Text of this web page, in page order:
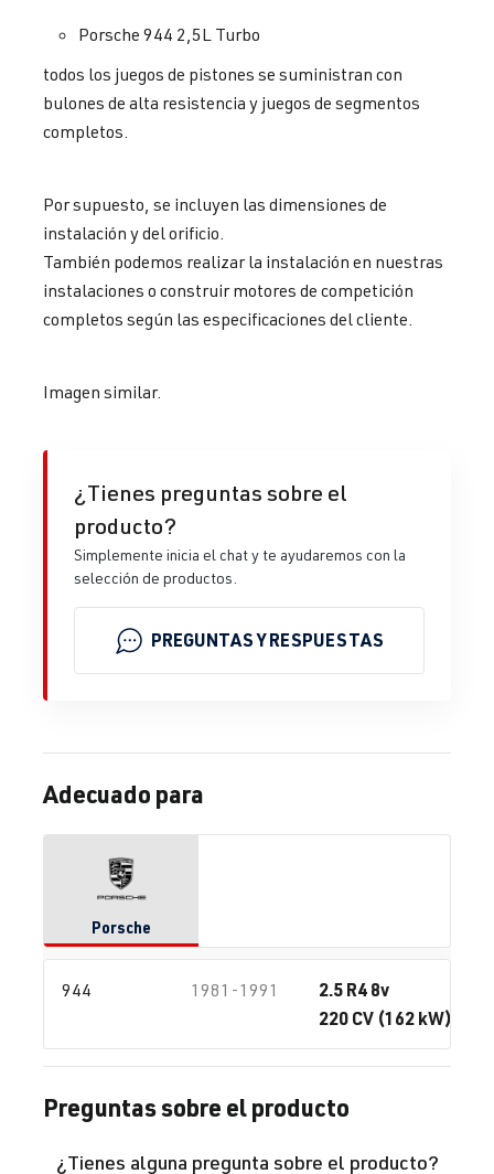
Porsche 944 2,5L Turbo
todos los juegos de pistones se suministran con
bulones de alta resistencia y juegos de segmentos
completos.
Por supuesto, se incluyen las dimensiones de
instalación y del orificio.
También podemos realizar la instalación en nuestras
instalaciones o construir motores de competición
completos según las especificaciones del cliente.
Imagen similar.
¿Tienes preguntas sobre el
producto?
Simplemente inicia el chat y te ayudaremos con la
selección de productos.
PREGUNTAS Y RESPUESTAS
Adecuado para
Porsche
944 1981-1991
2.5 R4 8v
220 CV (162 kW) /
Preguntas sobre el producto
¿Tienes alguna pregunta sobre el producto?